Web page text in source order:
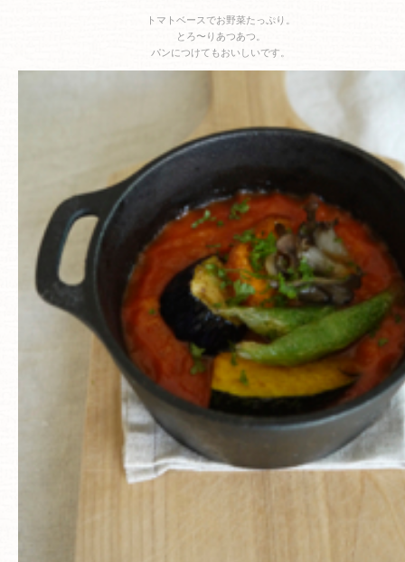
トマトベースでお野菜たっぷり。
とろ〜りあつあつ。
パンにつけてもおいしいです。